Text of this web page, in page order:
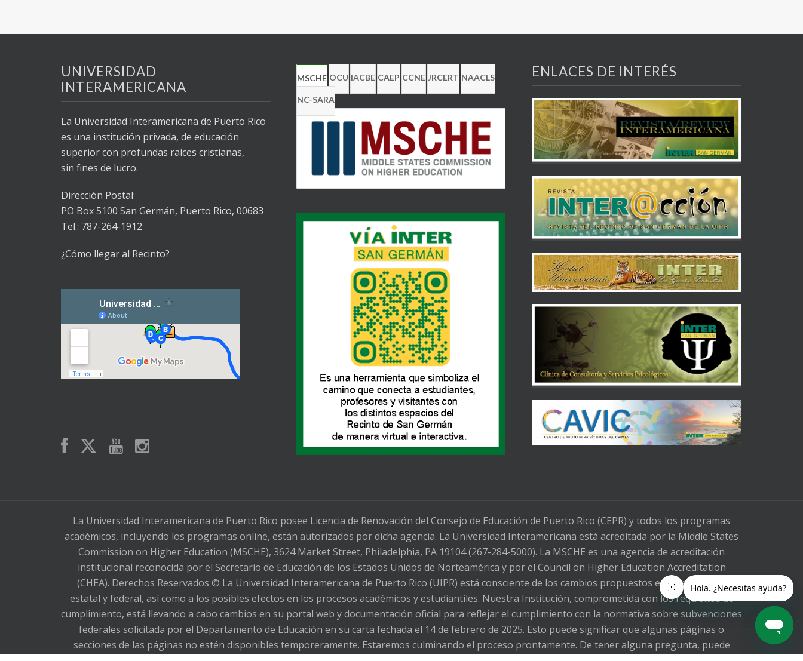
UNIVERSIDAD
INTERAMERICANA
La Universidad Interamericana de Puerto Rico
es una institución privada, de educación
superior con profundas raíces cristianas,
sin fines de lucro.
Dirección Postal:
PO Box 5100 San Germán, Puerto Rico, 00683
Tel.: 787-264-1912
¿Cómo llegar al Recinto?
MSCHE OCU IACBE CAEP CCNE JRCERT NAACLS
NC-SARA
ENLACES DE INTERÉS
La Universidad Interamericana de Puerto Rico posee Licencia de Renovación del Consejo de Educación de Puerto Rico (CEPR) y todos los programas
académicos, incluyendo los programas online, están autorizados por dicha agencia. La Universidad Interamericana está acreditada por la Middle States
Commission on Higher Education (MSCHE), 3624 Market Street, Philadelphia, PA 19104 (267-284-5000). La MSCHE es una agencia de acreditación
institucional reconocida por el Secretario de Educación de los Estados Unidos de Norteamérica y por el Council on Higher Education Accreditation
(CHEA). Derechos Reservados © La Universidad Interamericana de Puerto Rico (UIPR) está consciente de los cambios propuestos en la legislación
estatal y federal, así como a los posibles efectos en los procesos académicos y estudiantiles. Nuestra Institución, comprometida con los requisitos de
cumplimiento, está llevando a cabo cambios en su portal web y documentación oficial para reflejar el cumplimiento con la normativa sobre subvenciones
federales solicitada por el Departamento de Educación en su carta fechada el 14 de febrero de 2025. Esto puede significar que algunas páginas o
secciones de las páginas no estén disponibles temporeramente. Estaremos culminando el proceso prontamente. De tener alguna pregunta, puede